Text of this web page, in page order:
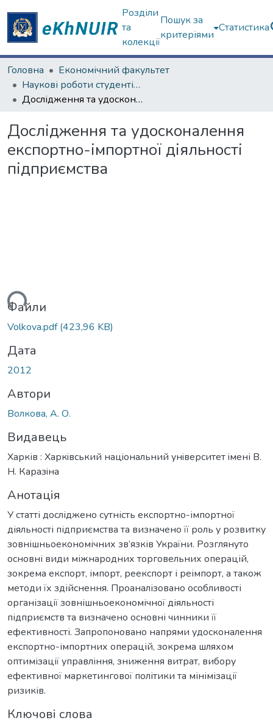
Розділи
та
колекції
Пошук за
критеріями
Статистика
Головна
Економічний факультет
Наукові роботи студентів та аспірантів. Економічний факультет
Дослідження та удосконалення експортно-імпортної діяльності підприємства
Дослідження та удосконалення
експортно-імпортної діяльності
підприємства
Файли
Volkova.pdf(423,96 KB)
Дата
2012
Автори
Волкова, А. О.
Видавець
Харків : Харкiвський нацiональний унiверситет iмені В.
Н. Каразiна
Анотація
У статті досліджено сутність експортно-імпортної
діяльності підприємства та визначено її роль у розвитку
зовнішньоекономічних зв’язків України. Розглянуто
основні види міжнародних торговельних операцій,
зокрема експорт, імпорт, реекспорт і реімпорт, а також
методи їх здійснення. Проаналізовано особливості
організації зовнішньоекономічної діяльності
підприємств та визначено основні чинники її
ефективності. Запропоновано напрями удосконалення
експортно-імпортних операцій, зокрема шляхом
оптимізації управління, зниження витрат, вибору
ефективної маркетингової політики та мінімізації
ризиків.
Ключові слова